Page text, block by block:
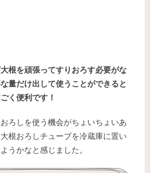
根を頑張ってすりおろす必要がな
量だけ出して使うことができると
く便利です！
ろしを使う機会がちょいちょいあ
根おろしチューブを冷蔵庫に置い
うかなと感じました。